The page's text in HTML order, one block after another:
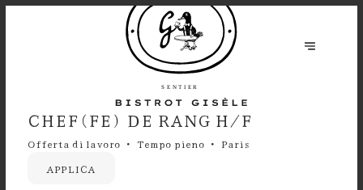
CHEF(FE) DE RANG H/F
Offerta di lavoro Tempo pieno
Paris
APPLICA